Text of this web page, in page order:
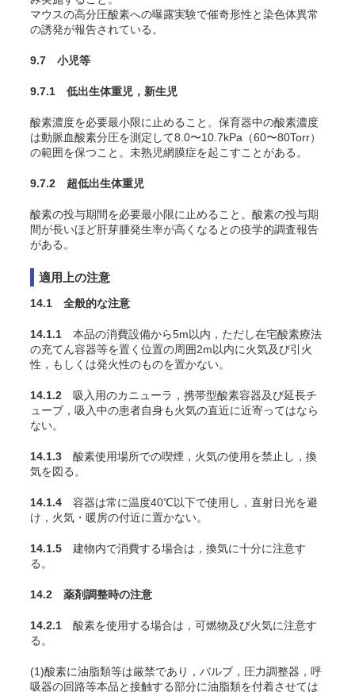
マウスの高分圧酸素への曝露実験で催奇形性と染色体異常
の誘発が報告されている 。
9.7 小児等
9.7.1 低出生体重児，新生児
酸素濃度を必要最小限に止めること。保育器中の酸素濃度
は動脈血酸素分圧を測定して8.0〜10.7kPa（60〜80Torr）
の範囲を保つこと。未熟児網膜症を起こすことがある 。
9.7.2 超低出生体重児
酸素の投与期間を必要最小限に止めること。酸素の投与期
間が長いほど肝芽腫発生率が高くなるとの疫学的調査報告
がある 。
適用上の注意
14.1 全般的な注意
14.1.1 本品の消費設備から5m以内，ただし在宅酸素療法
の充てん容器等を置く位置の周囲2m以内に火気及び引火
性，もしくは発火性のものを置かない。
14.1.2 吸入用のカニューラ，携帯型酸素容器及び延長チ
ューブ，吸入中の患者自身も火気の直近に近寄ってはなら
ない。
14.1.3 酸素使用場所での喫煙，火気の使用を禁止し，換
気を図る。
14.1.4 容器は常に温度40℃以下で使用し，直射日光を避
け，火気・暖房の付近に置かない。
14.1.5 建物内で消費する場合は，換気に十分に注意す
る。
14.2 薬剤調整時の注意
14.2.1 酸素を使用する場合は，可燃物及び火気に注意す
る。
(1)酸素に油脂類等は厳禁であり，バルブ，圧力調整器，呼
吸器の回路等本品と接触する部分に油脂類を付着させては